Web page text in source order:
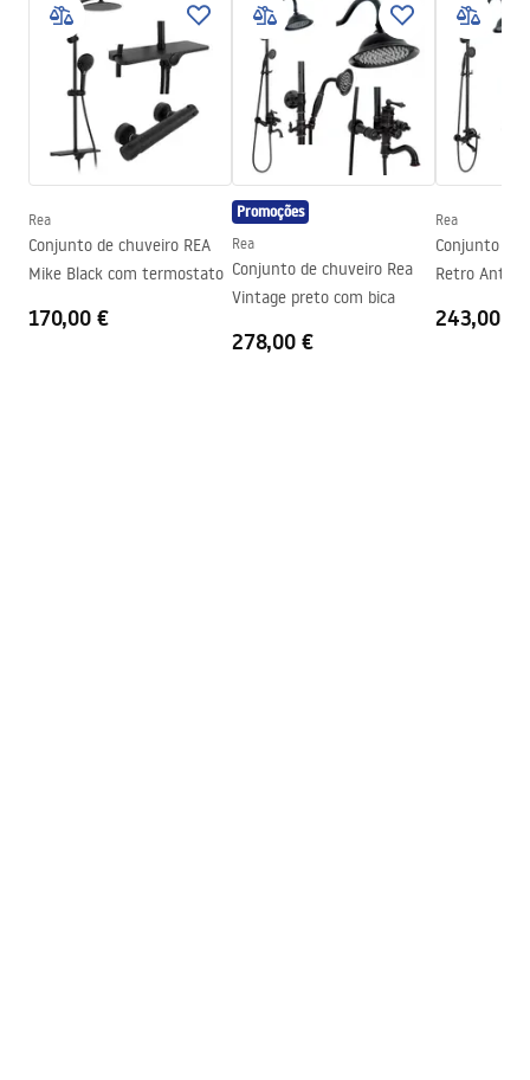
Tipo de cabina
Canto
Cor do vidro
Transparente 6mm
Como abrir
Inclinação
Bruno
Assembléia
Em uma base de chuveiro ou
piso
Altura (mm)
Direção da cabina
Esquerda ou direita
Garantia
Warunki bezpieczeństwa
WARUNKI BEZPIECZENSTWA KABINY DRZWI
PARAWANY.pdf
Condições de garantia
Warranty_Terms_and_Conditions_-
_Shower_Doors__Enclosures__Panels__Bath_Screens_-
_24.pdf
Rea
Conjunto de chuveiro REA
Mike Black com termostato
170,00 €
Promoções
Rea
Conjunto de chuveiro Rea
Vintage preto com bica
278,00 €
Rea
Conjunto de
Retro
243,00 €